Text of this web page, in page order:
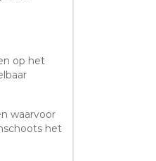
op het
waarvoor
het